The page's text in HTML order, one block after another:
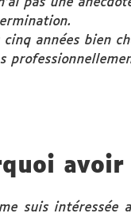
pas une
cinq années bien
suis intéressée